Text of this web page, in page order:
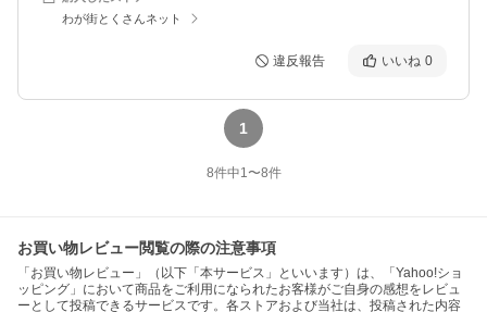
わが街とくさんネット
違反報告 いいね 0
1
8件中1〜8件
お買い物レビュー閲覧の際の注意事項
「お買い物レビュー」（以下「本サービス」といいます）は、「Yahoo!ショ
ッピング」において商品をご利用になられたお客様がご自身の感想をレビュ
ーとして投稿できるサービスです。各ストアおよび当社は、投稿された内容